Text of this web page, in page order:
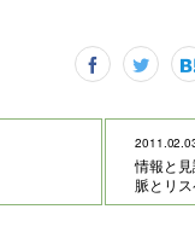
情報と
脈とリ